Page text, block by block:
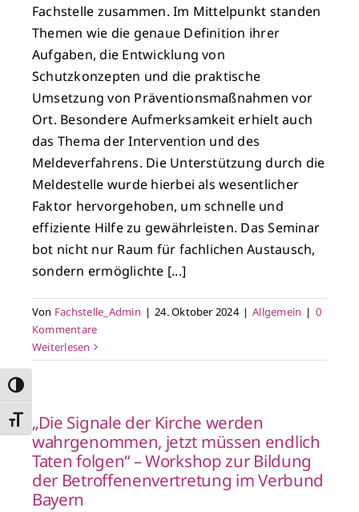
Umschalten auf hohe Kontraste
Schrift vergrößern
Fachstelle zusammen. Im Mittelpunkt standen
Themen wie die genaue Definition ihrer
Aufgaben, die Entwicklung von
Schutzkonzepten und die praktische
Umsetzung von Präventionsmaßnahmen vor
Ort. Besondere Aufmerksamkeit erhielt auch
das Thema der Intervention und des
Meldeverfahrens. Die Unterstützung durch die
Meldestelle wurde hierbei als wesentlicher
Faktor hervorgehoben, um schnelle und
effiziente Hilfe zu gewährleisten. Das Seminar
bot nicht nur Raum für fachlichen Austausch,
sondern ermöglichte [...]
Von Fachstelle_Admin | 24. Oktober 2024 | Allgemein | 0
Kommentare
Weiterlesen
„Die Signale der Kirche werden
wahrgenommen, jetzt müssen endlich
Taten folgen“ – Workshop zur Bildung
der Betroffenenvertretung im Verbund
Bayern